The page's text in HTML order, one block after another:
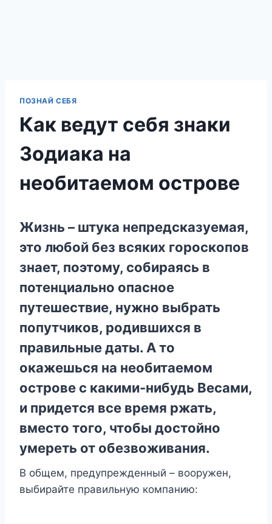
ПОЗНАЙ СЕБЯ
Как ведут себя знаки
Зодиака на
необитаемом острове
Жизнь – штука непредсказуемая,
это любой без всяких гороскопов
знает, поэтому, собираясь в
потенциально опасное
путешествие, нужно выбрать
попутчиков, родившихся в
правильные даты. А то
окажешься на необитаемом
острове с какими-нибудь Весами,
и придется все время ржать,
вместо того, чтобы достойно
умереть от обезвоживания.
В общем, предупрежденный – вооружен,
выбирайте правильную компанию: